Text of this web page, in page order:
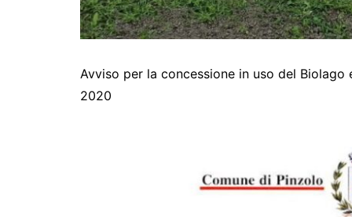
Avviso per la concessione in uso del
2020